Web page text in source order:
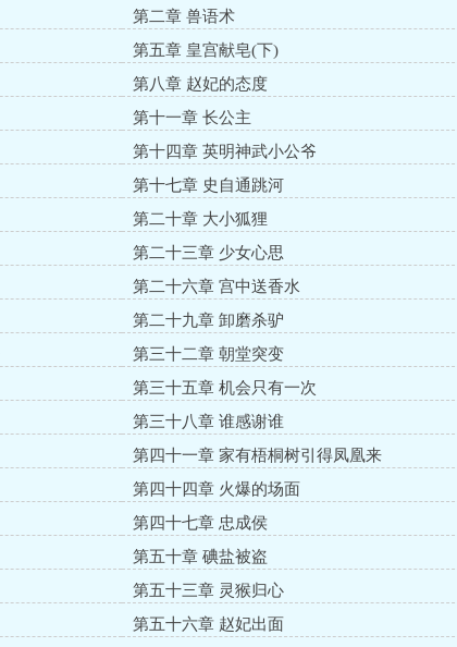
第二章 兽语术
第五章 皇宫献皂(下)
第八章 赵妃的态度
第十一章 长公主
第十四章 英明神武小公爷
第十七章 史自通跳河
第二十章 大小狐狸
第二十三章 少女心思
第二十六章 宫中送香水
第二十九章 卸磨杀驴
第三十二章 朝堂突变
第三十五章 机会只有一次
第三十八章 谁感谢谁
第四十一章 家有梧桐树引得凤凰来
第四十四章 火爆的场面
第四十七章 忠成侯
第五十章 碘盐被盗
第五十三章 灵猴归心
第五十六章 赵妃出面